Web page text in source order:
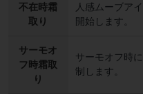
不在時霜
取り
人感ムーブア
開始します。
サーモオ
フ時霜取
り
サーモオフ時
制します。